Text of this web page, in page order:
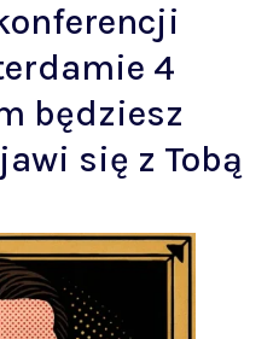
4
będziesz
się z Tobą